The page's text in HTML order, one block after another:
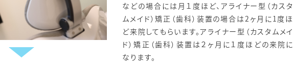
などの場合には月１度ほど、アライナー型（カスタ
ムメイド）矯正（歯科）装置の場合は2ヶ月に1度ほ
ど来院してもらいます。アライナー型（カスタムメイ
ド）矯正（歯科）装置は２ヶ月に１度ほどの来院に
なります。